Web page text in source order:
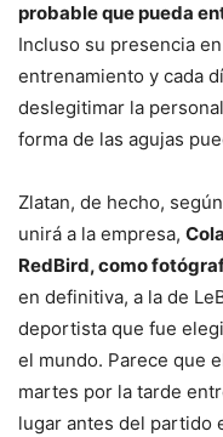
probable que pueda
Incluso su presencia
entrenamiento y cada
deslegitimar la
forma de las agujas
Zlatan, de hecho,
unirá a la empresa,
RedBird, como
en definitiva, a la de
deportista que fue
el mundo. Parece que
martes por la tarde
lugar antes del partido